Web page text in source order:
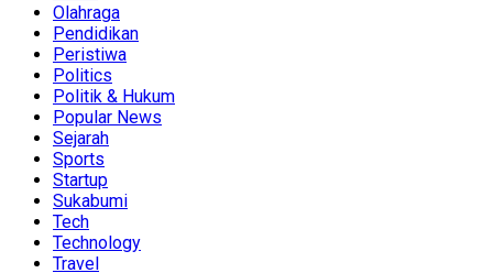
Olahraga
Pendidikan
Peristiwa
Politics
Politik & Hukum
Popular News
Sejarah
Sports
Startup
Sukabumi
Tech
Technology
Travel